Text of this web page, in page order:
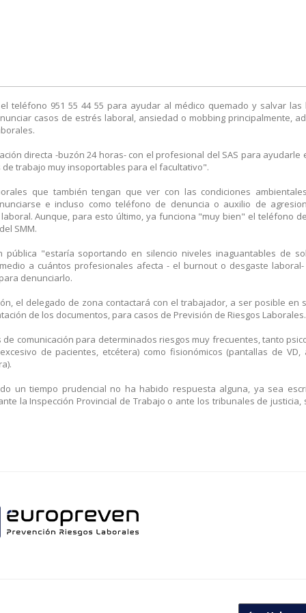
teléfono 951 55 44 55 para ayudar al médico quemado y salvar las
casos de estrés laboral, ansiedad o mobbing principalmente,
directa -buzón 24 horas- con el profesional del SAS para ayudarle
trabajo muy insoportables para el facultativo".
que también tengan que ver con las condiciones
e incluso como teléfono de denuncia o auxilio de
Aunque, para esto último, ya funciona "muy bien" el teléfono
SMM.
"estaría soportando en silencio niveles inaguantables de
a cuántos profesionales afecta - el burnout o desgaste laboral-
denunciarlo.
el delegado de zona contactará con el trabajador, a ser posible en
de los documentos, para casos de Previsión de Riesgos Laborales.
comunicación para determinados riesgos muy frecuentes, tanto
de pacientes, etcétera) como fisionómicos (pantallas de VD,
un tiempo prudencial no ha habido respuesta alguna, ya sea
la Inspección Provincial de Trabajo o ante los tribunales de justicia,